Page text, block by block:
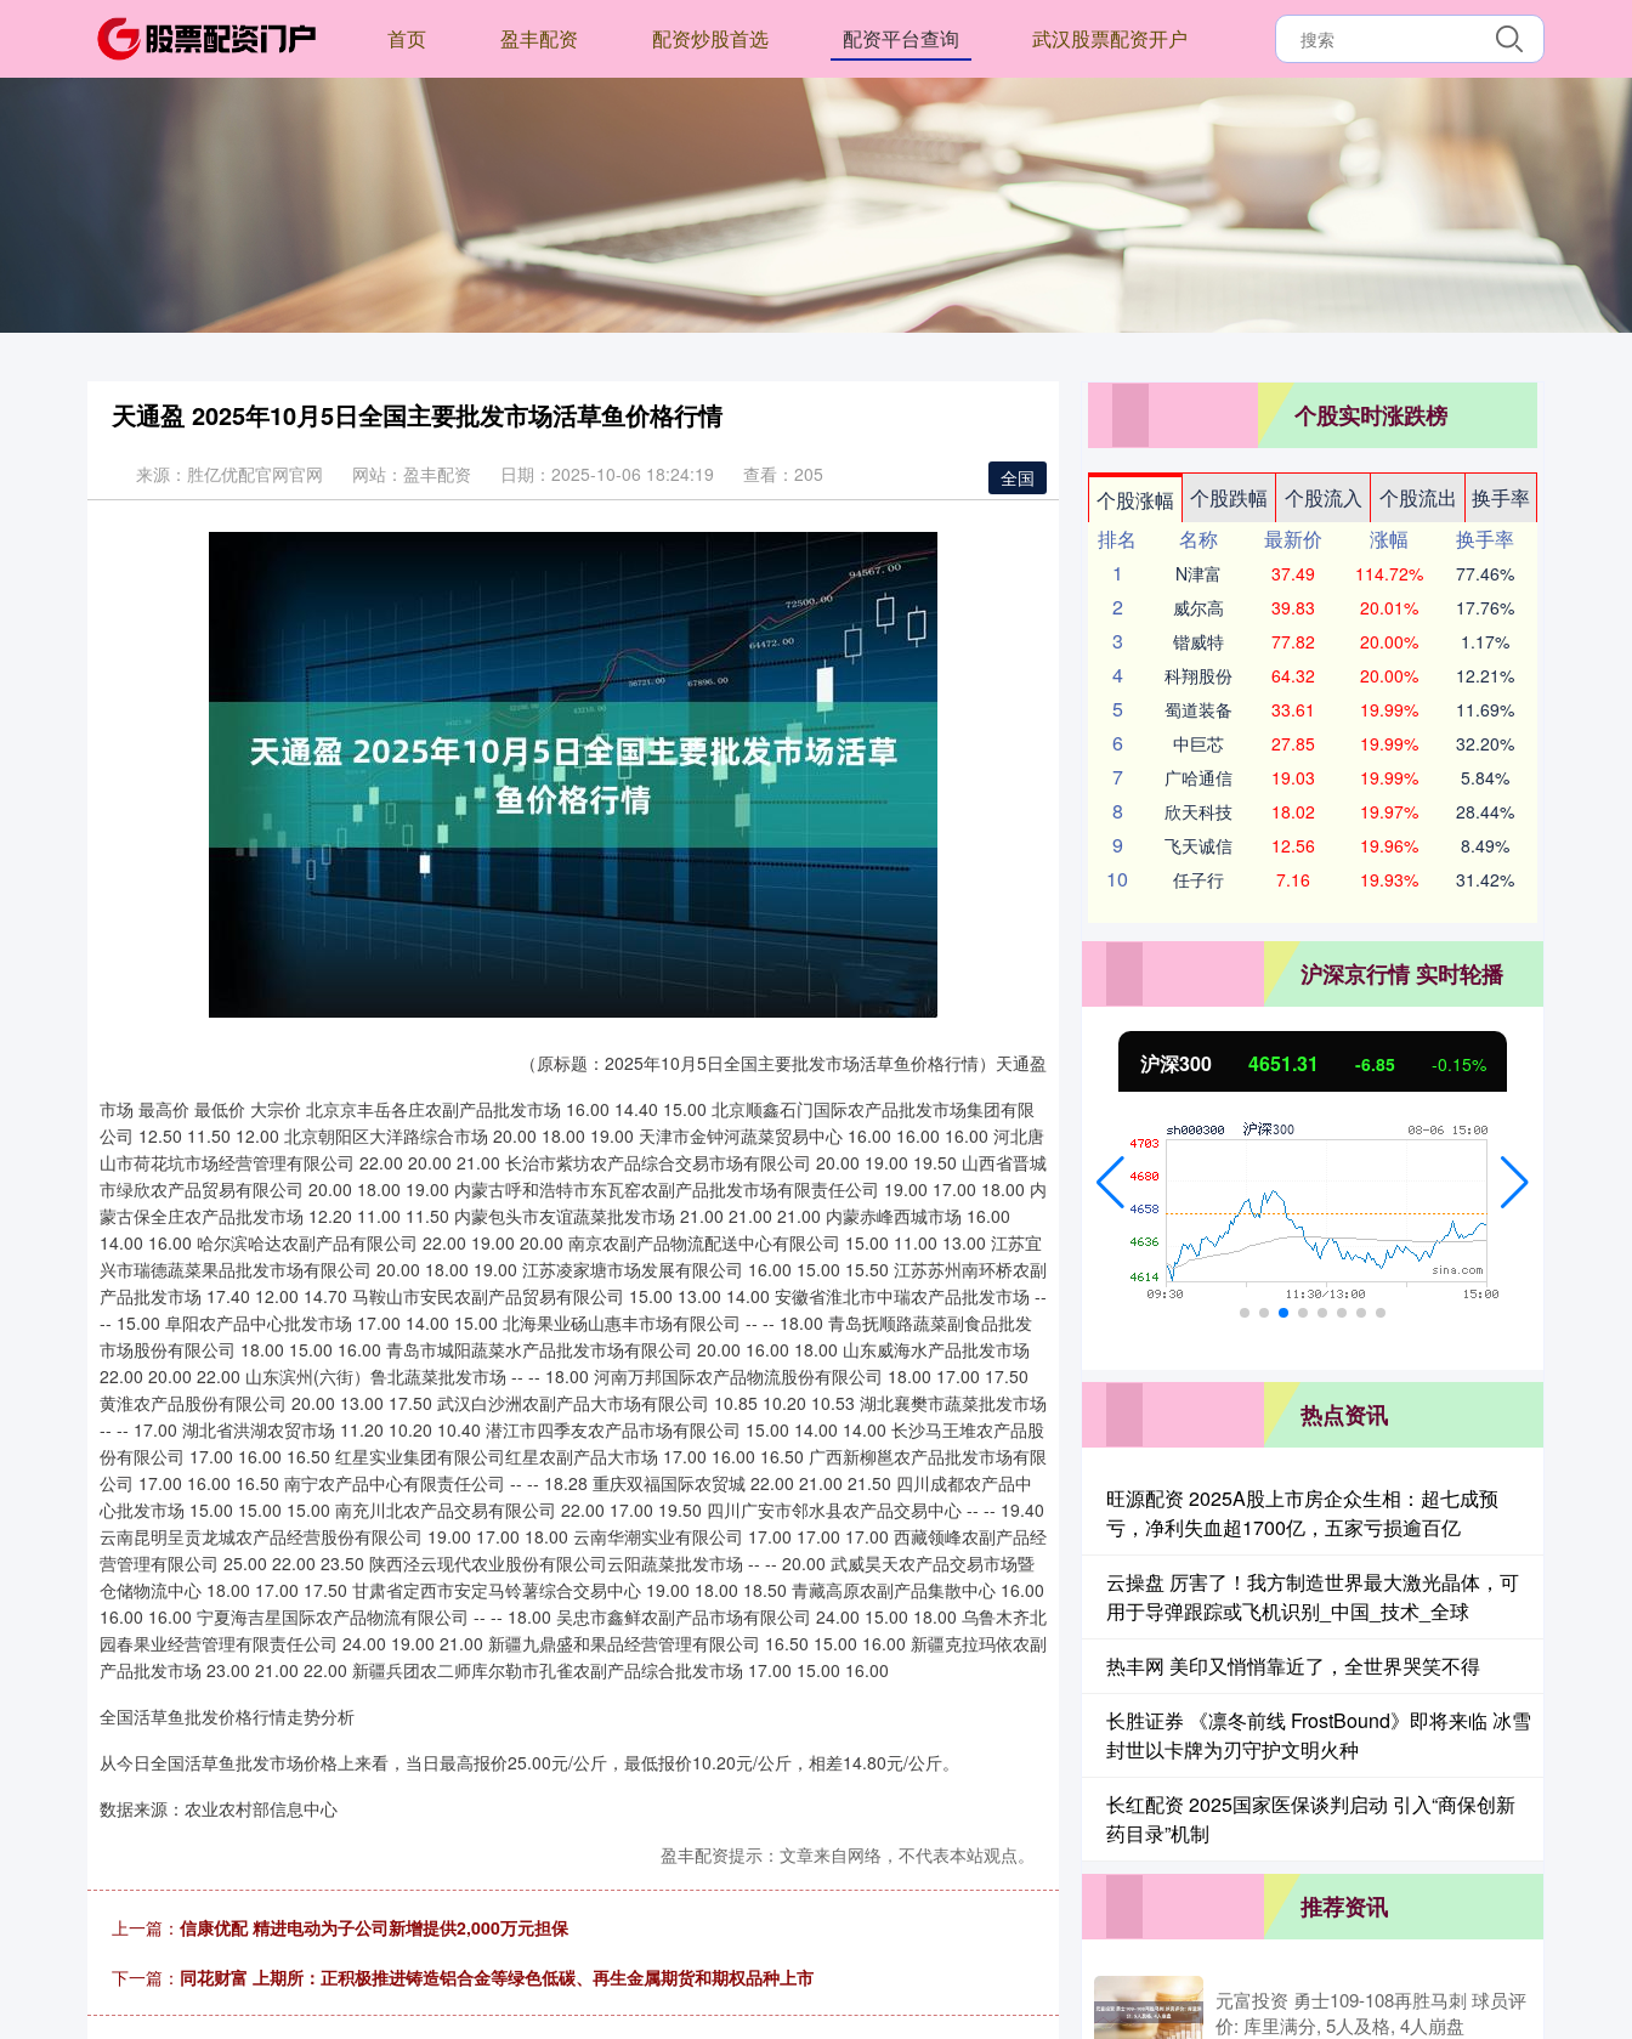
首页 盈丰配资 配资炒股首选 配资平台查询 武汉股票配资开户
天通盈 2025年10月5日全国主要批发市场活草鱼价格行情
全国
来源：胜亿优配官网官网 网站：盈丰配资 日期：2025-10-06 18:24:19 查看：205
（原标题：2025年10月5日全国主要批发市场活草鱼价格行情）天通盈
市场 最高价 最低价 大宗价 北京京丰岳各庄农副产品批发市场 16.00 14.40 15.00 北京顺鑫石门国际农产品批发市场集团有限
公司 12.50 11.50 12.00 北京朝阳区大洋路综合市场 20.00 18.00 19.00 天津市金钟河蔬菜贸易中心 16.00 16.00 16.00 河北唐
山市荷花坑市场经营管理有限公司 22.00 20.00 21.00 长治市紫坊农产品综合交易市场有限公司 20.00 19.00 19.50 山西省晋城
市绿欣农产品贸易有限公司 20.00 18.00 19.00 内蒙古呼和浩特市东瓦窑农副产品批发市场有限责任公司 19.00 17.00 18.00 内
蒙古保全庄农产品批发市场 12.20 11.00 11.50 内蒙包头市友谊蔬菜批发市场 21.00 21.00 21.00 内蒙赤峰西城市场 16.00
14.00 16.00 哈尔滨哈达农副产品有限公司 22.00 19.00 20.00 南京农副产品物流配送中心有限公司 15.00 11.00 13.00 江苏宜
兴市瑞德蔬菜果品批发市场有限公司 20.00 18.00 19.00 江苏凌家塘市场发展有限公司 16.00 15.00 15.50 江苏苏州南环桥农副
产品批发市场 17.40 12.00 14.70 马鞍山市安民农副产品贸易有限公司 15.00 13.00 14.00 安徽省淮北市中瑞农产品批发市场 --
-- 15.00 阜阳农产品中心批发市场 17.00 14.00 15.00 北海果业砀山惠丰市场有限公司 -- -- 18.00 青岛抚顺路蔬菜副食品批发
市场股份有限公司 18.00 15.00 16.00 青岛市城阳蔬菜水产品批发市场有限公司 20.00 16.00 18.00 山东威海水产品批发市场
22.00 20.00 22.00 山东滨州(六街）鲁北蔬菜批发市场 -- -- 18.00 河南万邦国际农产品物流股份有限公司 18.00 17.00 17.50
黄淮农产品股份有限公司 20.00 13.00 17.50 武汉白沙洲农副产品大市场有限公司 10.85 10.20 10.53 湖北襄樊市蔬菜批发市场
-- -- 17.00 湖北省洪湖农贸市场 11.20 10.20 10.40 潜江市四季友农产品市场有限公司 15.00 14.00 14.00 长沙马王堆农产品股
份有限公司 17.00 16.00 16.50 红星实业集团有限公司红星农副产品大市场 17.00 16.00 16.50 广西新柳邕农产品批发市场有限
公司 17.00 16.00 16.50 南宁农产品中心有限责任公司 -- -- 18.28 重庆双福国际农贸城 22.00 21.00 21.50 四川成都农产品中
心批发市场 15.00 15.00 15.00 南充川北农产品交易有限公司 22.00 17.00 19.50 四川广安市邻水县农产品交易中心 -- -- 19.40
云南昆明呈贡龙城农产品经营股份有限公司 19.00 17.00 18.00 云南华潮实业有限公司 17.00 17.00 17.00 西藏领峰农副产品经
营管理有限公司 25.00 22.00 23.50 陕西泾云现代农业股份有限公司云阳蔬菜批发市场 -- -- 20.00 武威昊天农产品交易市场暨
仓储物流中心 18.00 17.00 17.50 甘肃省定西市安定马铃薯综合交易中心 19.00 18.00 18.50 青藏高原农副产品集散中心 16.00
16.00 16.00 宁夏海吉星国际农产品物流有限公司 -- -- 18.00 吴忠市鑫鲜农副产品市场有限公司 24.00 15.00 18.00 乌鲁木齐北
园春果业经营管理有限责任公司 24.00 19.00 21.00 新疆九鼎盛和果品经营管理有限公司 16.50 15.00 16.00 新疆克拉玛依农副
产品批发市场 23.00 21.00 22.00 新疆兵团农二师库尔勒市孔雀农副产品综合批发市场 17.00 15.00 16.00
全国活草鱼批发价格行情走势分析
从今日全国活草鱼批发市场价格上来看，当日最高报价25.00元/公斤，最低报价10.20元/公斤，相差14.80元/公斤。
数据来源：农业农村部信息中心
盈丰配资提示：文章来自网络，不代表本站观点。
上一篇： 信康优配 精进电动为子公司新增提供2,000万元担保
下一篇： 同花财富 上期所：正积极推进铸造铝合金等绿色低碳、再生金属期货和期权品种上市
个股实时涨跌榜
个股涨幅 个股跌幅 个股流入 个股流出
换手率
排名
名称 最新价 涨幅
换手率
1
N津富 37.49 114.72% 77.46%
2 威尔高 39.83 20.01% 17.76%
3 锴威特 77.82 20.00% 1.17%
4 科翔股份 64.32 20.00% 12.21%
5 蜀道装备 33.61 19.99% 11.69%
6 中巨芯 27.85 19.99% 32.20%
7 广哈通信 19.03 19.99% 5.84%
8 欣天科技 18.02 19.97% 28.44%
9 飞天诚信 12.56 19.96% 8.49%
10 任子行 7.16 19.93% 31.42%
沪深京行情 实时轮播
-0.24% 沪深300 4651.31 -6.85 -0.15% 北证50 1122.88 3.42 0.30%
热点资讯
旺源配资 2025A股上市房企众生相：超七成预
亏，净利失血超1700亿，五家亏损逾百亿
云操盘 厉害了！我方制造世界最大激光晶体，可
用于导弹跟踪或飞机识别_中国_技术_全球
热丰网 美印又悄悄靠近了，全世界哭笑不得
长胜证券 《凛冬前线 FrostBound》即将来临 冰雪
封世以卡牌为刃守护文明火种
长红配资 2025国家医保谈判启动 引入“商保创新
药目录”机制
推荐资讯
元富投资 勇士109-108再胜马刺 球员评
价: 库里满分, 5人及格, 4人崩盘